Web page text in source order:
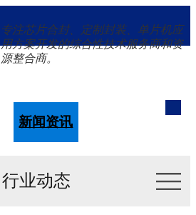
专注芯片合封、定制封装、单片机应
用方案开发的综合性技术服务商和资
源整合商。
新闻资讯
行业动态